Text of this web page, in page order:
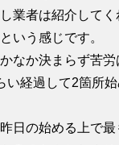
業者は紹介して
いう感じです。
なか決まらず苦労
い経過して2箇所
日の始める上で最